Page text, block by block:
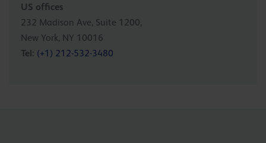
US offices
232 Madison Ave, Suite 1200,
New York, NY 10016
Tel: (+1) 212-532-3480